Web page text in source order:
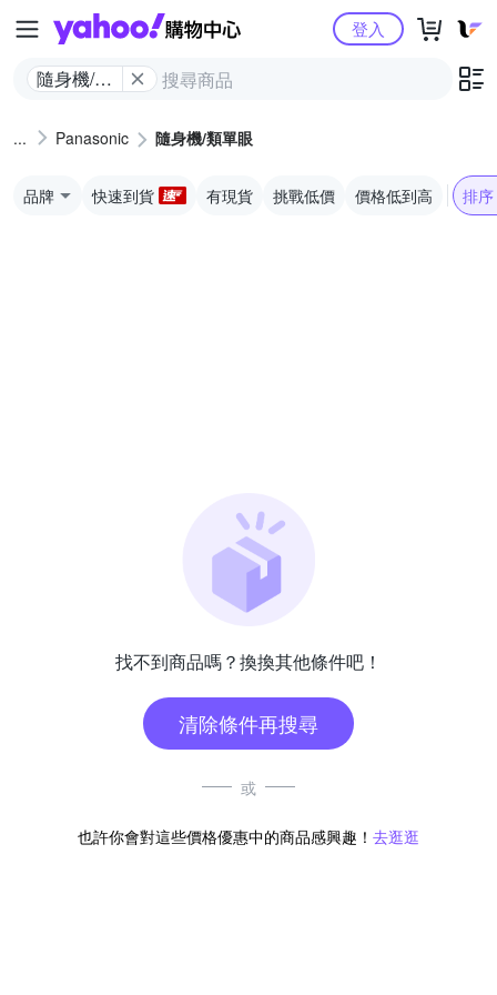
Yahoo購物中心
隨身機/類
登入
Panasonic 隨身機/類單眼
品牌 快速到貨 有現貨 挑戰低價 價格低到高 排序
找不到商品嗎？換換其他條件吧！
清除條件再搜尋
或
也許你會對這些價格優惠中的商品感興趣！ 去逛逛